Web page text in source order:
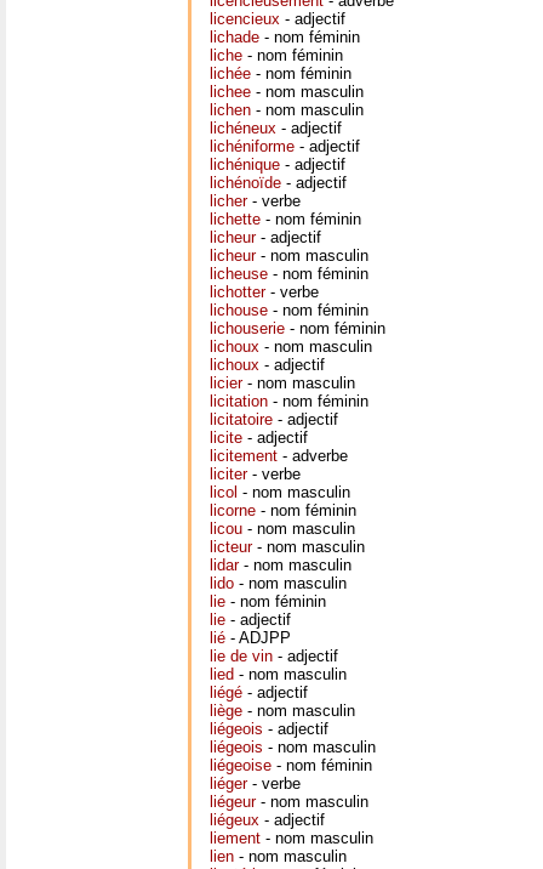
licencieux - adjectif
lichade - nom féminin
liche - nom féminin
lichée - nom féminin
lichee - nom masculin
lichen - nom masculin
lichéneux - adjectif
lichéniforme - adjectif
lichénique - adjectif
lichénoïde - adjectif
licher- verbe
lichette - nom féminin
licheur- adjectif
licheur- nom masculin
licheuse - nom féminin
lichotter- verbe
lichouse - nom féminin
lichouserie - nom féminin
lichoux - nom masculin
lichoux - adjectif
licier- nom masculin
licitation - nom féminin
licitatoire - adjectif
licite - adjectif
licitement - adverbe
liciter- verbe
licol - nom masculin
licorne - nom féminin
licou - nom masculin
licteur- nom masculin
lidar- nom masculin
lido - nom masculin
lie - nom féminin
lie - adjectif
lié - ADJPP
lie de vin - adjectif
lied - nom masculin
liégé - adjectif
liège - nom masculin
liégeois - adjectif
liégeois - nom masculin
liégeoise - nom féminin
liéger- verbe
liégeur- nom masculin
liégeux - adjectif
liement - nom masculin
lien - nom masculin